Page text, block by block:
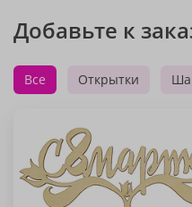
Добавьте к
Все Открытки